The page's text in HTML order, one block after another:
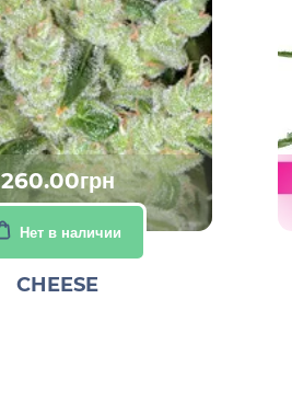
260.00грн
Нет в наличии
CHEESE